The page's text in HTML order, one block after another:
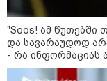
15:49 / 06-08-2026
შეიძინე
მიიღე
"Soos! ამ წუთებში
და სავარაუდოდ
- რა ინფორმაციას